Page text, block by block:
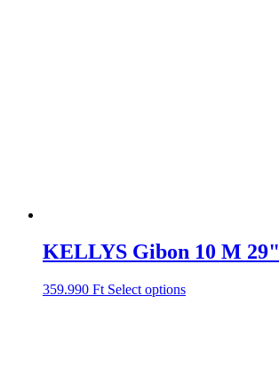
KELLYS Gibon 10 M 29"
359.990 Ft Select options